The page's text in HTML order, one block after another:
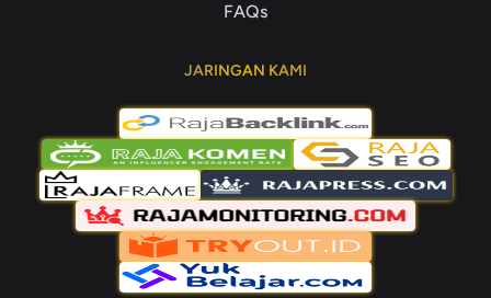
FAQs
JARINGAN KAMI